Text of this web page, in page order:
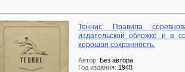
Теннис: Правила
издательской обложке и в
хорошая сохранность.
Автор: Без автора
Год издания: 1948